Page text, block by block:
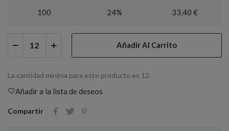
100 24% 33,40 €
Añadir Al Carrito
La cantidad mínima para este producto es 12.
Añadir a la lista de deseos
Compartir